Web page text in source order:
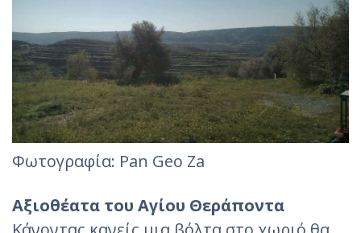
Φωτογραφία: Pan Geo Za‎
Αξιοθέατα του Αγίου Θεράποντα